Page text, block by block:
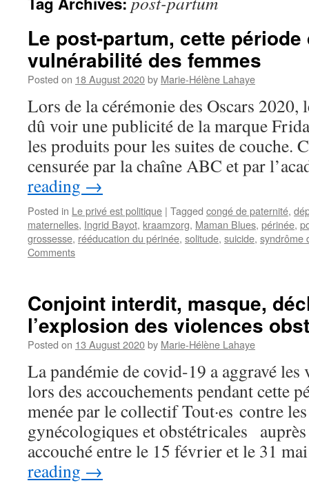
Le post-partum, cette période
vulnérabilité des femmes
Posted on 18 August 2020by Marie-Hélène Lahaye
Lors de la cérémonie des Oscars
dû voir une publicité de la marque
les produits pour les suites de couche.
censurée par la chaîne ABC et par
reading →
Posted in Le privé est politique | Tagged congé de paternité,
maternelles, Ingrid Bayot, kraamzorg, Maman Blues, périnée,
grossesse, rééducation du périnée, solitude, suicide, syndrôme
Comments
Conjoint interdit, masque,
l’explosion des violences
Posted on 13 August 2020by Marie-Hélène Lahaye
La pandémie de covid-19 a aggravé
lors des accouchements pendant cette
menée par le collectif Tout·es contre
gynécologiques et obstétricales
accouché entre le 15 février et le 31
reading →